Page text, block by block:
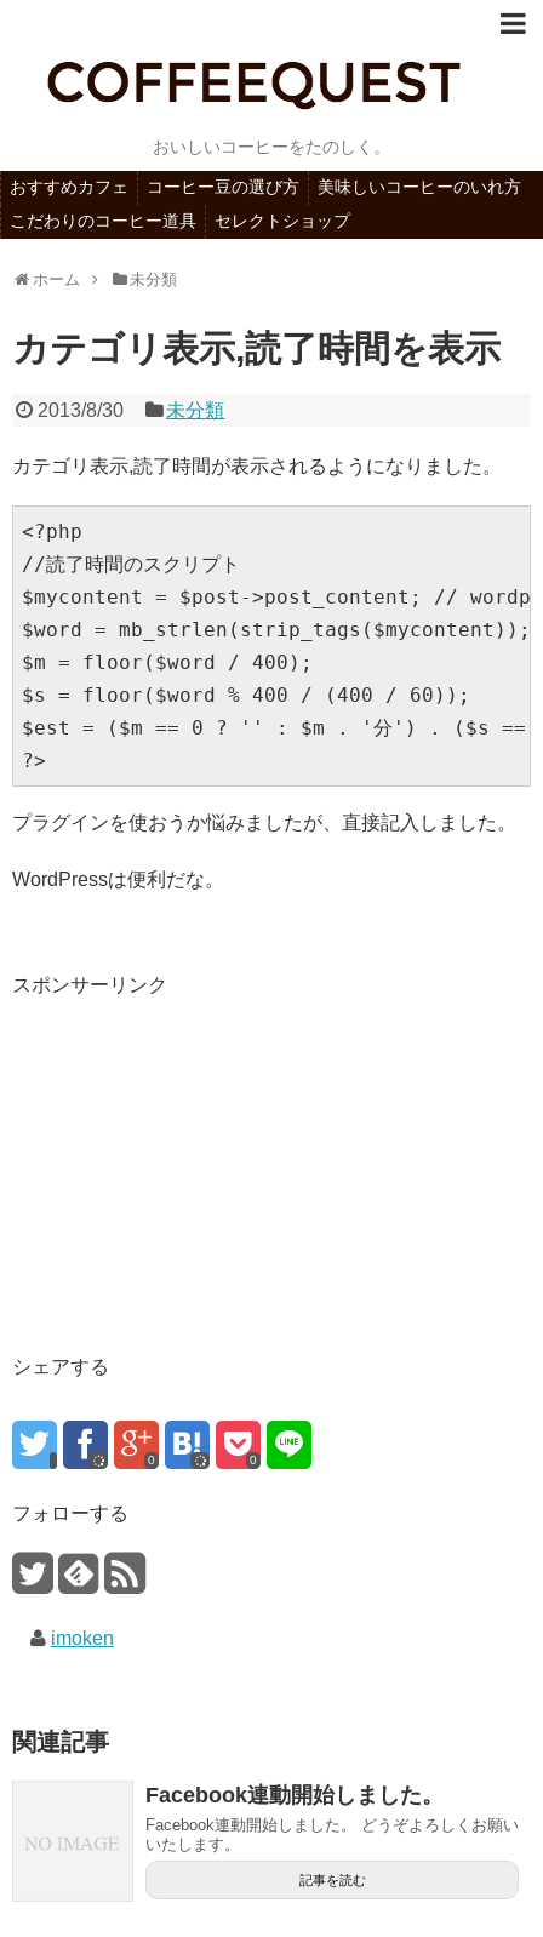
おいしいコーヒーをたのしく。
おすすめカフェ コーヒー豆の選び方
美味しいコーヒーのいれ方
こだわりのコーヒー道具
セレクトショップ
ホーム 未分類
カテゴリ表示,読了時間を表示
2013/8/30 未分類
カテゴリ表示,読了時間が表示されるようになりました。
<?php
//読了時間のスクリプト
$mycontent = $post->post_content; //
$word = mb_strlen(strip_tags($mycontent));
$m = floor($word / 400);
$s = floor($word % 400 / (400 / 60));
$est = ($m == 0 ? '' : $m . '分') . ($s
?>
プラグインを使おうか悩みましたが、直接記入しました。
WordPressは便利だな。
スポンサーリンク
シェアする
0 0
フォローする
imoken
関連記事
Facebook連動開始しました。
Facebook連動開始しました。 どうぞよろしくお願い
いたします。
記事を読む